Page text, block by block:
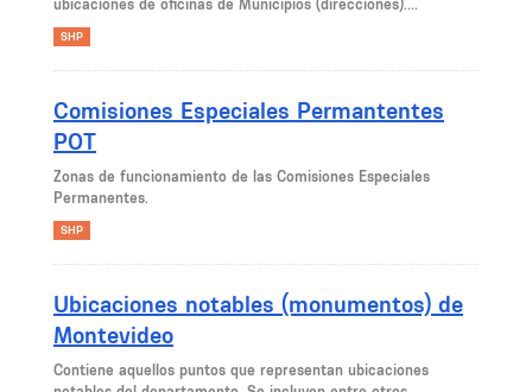
ubicaciones de oficinas de Municipios (direcciones)....
SHP
Comisiones Especiales Permantentes
POT
Zonas de funcionamiento de las Comisiones Especiales
Permanentes.
SHP
Ubicaciones notables (monumentos) de
Montevideo
Contiene aquellos puntos que representan ubicaciones